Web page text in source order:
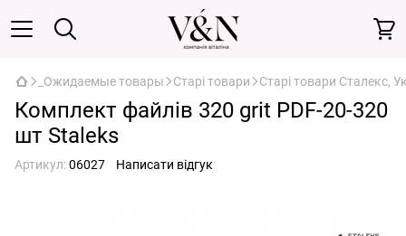
_Ожидаемые товары Старі товари Старі товари Сталекс,
Комплект файлів 320 grit PDF-20-320
шт Staleks
Артикул:06027 Написати відгук